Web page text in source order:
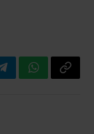
TelegramWhatsApp
Copy